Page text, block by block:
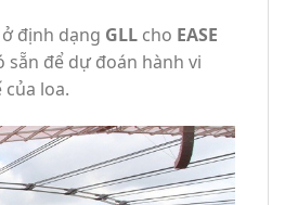
định dạng GLL cho EASE
sẵn để dự đoán hành vi
loa.